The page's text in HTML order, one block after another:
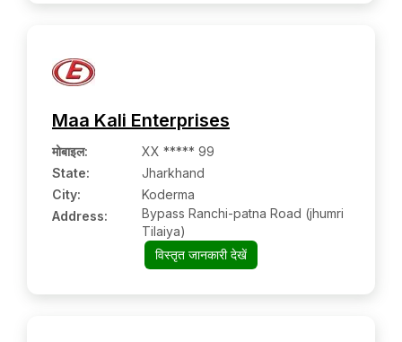
Maa Kali Enterprises
मोबाइल:
XX ***** 99
State:
Jharkhand
City:
Koderma
Address:
Bypass Ranchi-patna Road (jhumri
Tilaiya)
विस्तृत जानकारी देखें